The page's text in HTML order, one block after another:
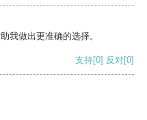
我做出更准确的选择。
支持[0] 反对[0]